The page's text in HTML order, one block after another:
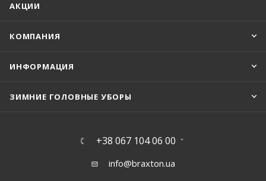
АКЦИИ
КОМПАНИЯ
ИНФОРМАЦИЯ
ЗИМНИЕ ГОЛОВНЫЕ УБОРЫ
+38 067 104 06 00
info@braxton.ua